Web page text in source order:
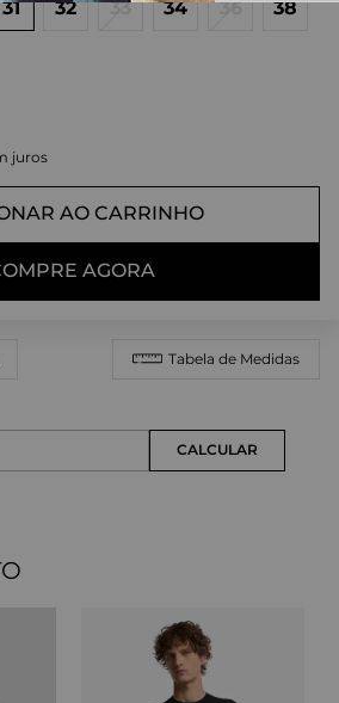
31 32 33 34 36 38
juros
AO CARRINHO
AGORA
Tabela de Medidas